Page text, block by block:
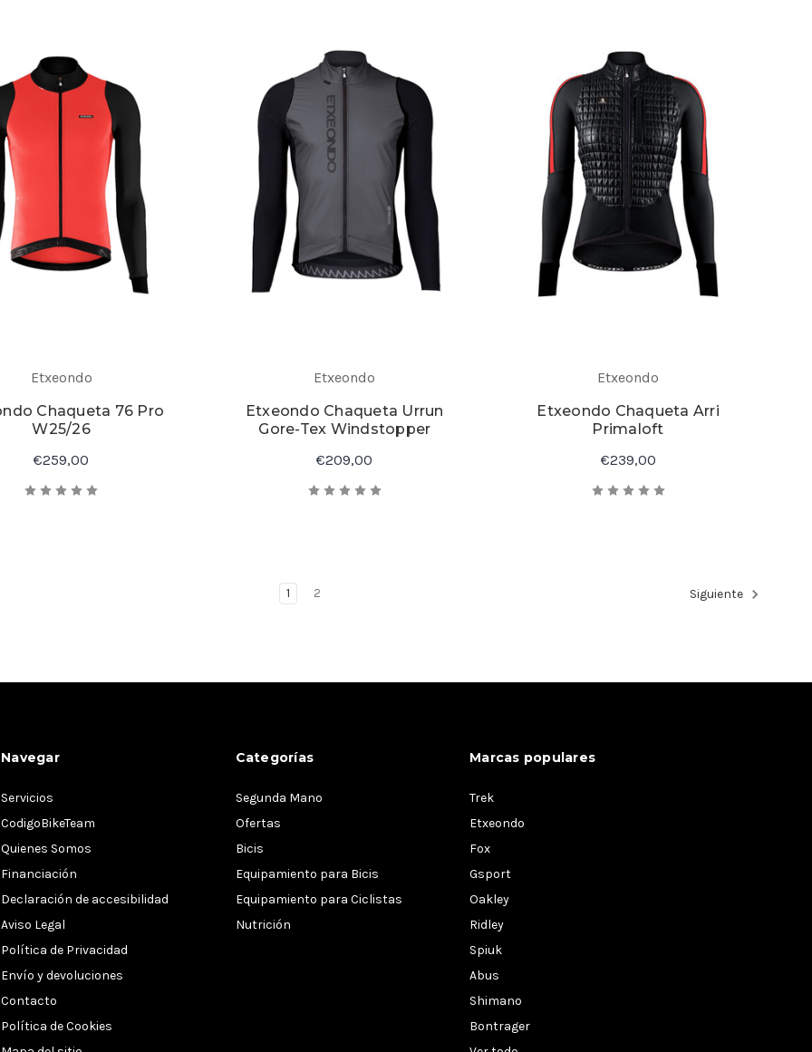
Etxeondo
Chaqueta 76 Pro
W25/26
€259,00
Etxeondo
Etxeondo Chaqueta Urrun
Gore-Tex Windstopper
€209,00
Etxeondo
Etxeondo Chaqueta Arri
Primaloft
€239,00
1 2 Siguiente
Navegar
Servicios
CodigoBikeTeam
Quienes Somos
Financiación
Declaración de accesibilidad
Aviso Legal
Política de Privacidad
Envío y devoluciones
Contacto
Política de Cookies
Categorías
Segunda Mano
Ofertas
Bicis
Equipamiento para Bicis
Equipamiento para Ciclistas
Nutrición
Marcas populares
Trek
Etxeondo
Fox
Gsport
Oakley
Ridley
Spiuk
Abus
Shimano
Bontrager